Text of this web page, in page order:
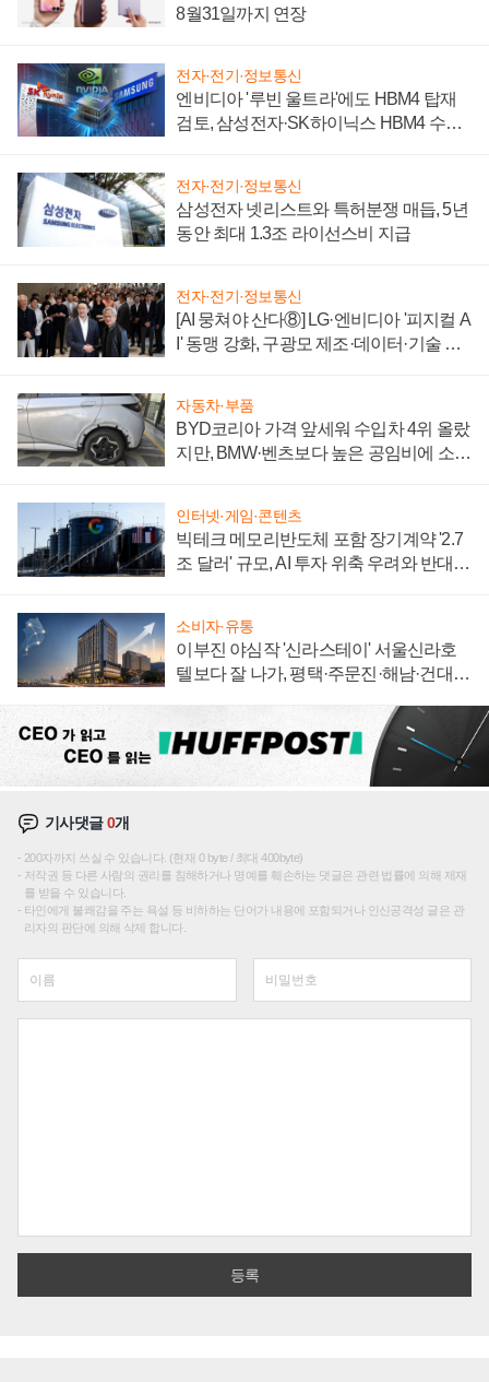
8월31일까지 연장
전자·전기·정보통신
엔비디아 '루빈 울트라'에도 HBM4 탑재
검토, 삼성전자·SK하이닉스 HBM4 수율
전자·전기·정보통신
삼성전자 넷리스트와 특허분쟁 매듭, 5년
동안 최대 1.3조 라이선스비 지급
전자·전기·정보통신
[AI 뭉쳐야 산다⑧] LG·엔비디아 '피지컬 A
I' 동맹 강화, 구광모 제조·데이터·기술 결
자동차·부품
BYD코리아 가격 앞세워 수입차 4위 올랐
지만, BMW·벤츠보다 높은 공임비에 소비
인터넷·게임·콘텐츠
빅테크 메모리반도체 포함 장기계약 '2.7
조 달러' 규모, AI 투자 위축 우려와 반대
소비자·유통
이부진 야심작 '신라스테이' 서울신라호
텔보다 잘 나가, 평택·주문진·해남·건대로
기사댓글0개
200자까지 쓰실 수 있습니다. (현재 0 byte / 최대 400byte)
저작권 등 다른 사람의 권리를 침해하거나 명예를 훼손하는 댓글은 관련 법률에 의해 제재
를 받을 수 있습니다.
타인에게 불쾌감을 주는 욕설 등 비하하는 단어가 내용에 포함되거나 인신공격성 글은 관
리자의 판단에 의해 삭제 합니다.